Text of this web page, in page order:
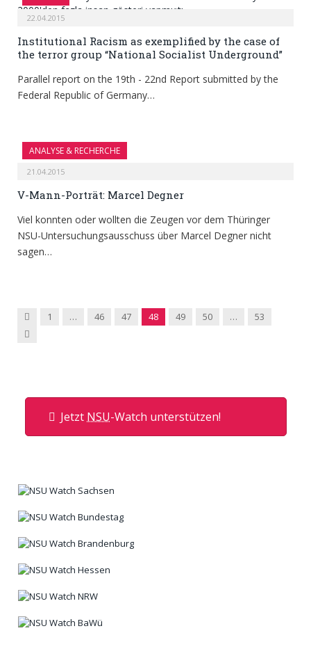
22.04.2015
Institutional Racism as exemplified by the case of
the terror group “National Socialist Underground”
Parallel report on the 19th - 22nd Report submitted by the
Federal Republic of Germany…
ANALYSE & RECHERCHE
21.04.2015
V-Mann-Porträt: Marcel Degner
Viel konnten oder wollten die Zeugen vor dem Thüringer
NSU-Untersuchungsausschuss über Marcel Degner nicht
sagen…
Previous
1 … 46 47 48 49 50 …
53
Next
Jetzt NSU-Watch unterstützen!